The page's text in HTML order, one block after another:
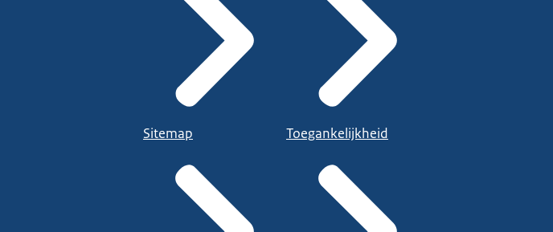
Sitemap Toegankelijkheid